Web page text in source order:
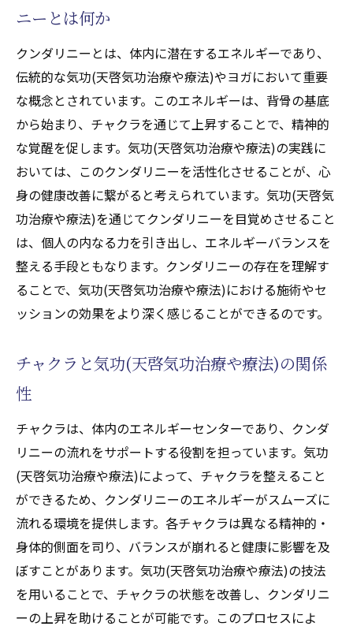
ニーとは何か
クンダリニーとは、体内に潜在するエネルギーであり、
伝統的な気功(天啓気功治療や療法)やヨガにおいて重要
な概念とされています。このエネルギーは、背骨の基底
から始まり、チャクラを通じて上昇することで、精神的
な覚醒を促します。気功(天啓気功治療や療法)の実践に
おいては、このクンダリニーを活性化させることが、心
身の健康改善に繋がると考えられています。気功(天啓気
功治療や療法)を通じてクンダリニーを目覚めさせること
は、個人の内なる力を引き出し、エネルギーバランスを
整える手段ともなります。クンダリニーの存在を理解す
ることで、気功(天啓気功治療や療法)における施術やセ
ッションの効果をより深く感じることができるのです。
チャクラと気功(天啓気功治療や療法)の関係
性
チャクラは、体内のエネルギーセンターであり、クンダ
リニーの流れをサポートする役割を担っています。気功
(天啓気功治療や療法)によって、チャクラを整えること
ができるため、クンダリニーのエネルギーがスムーズに
流れる環境を提供します。各チャクラは異なる精神的・
身体的側面を司り、バランスが崩れると健康に影響を及
ぼすことがあります。気功(天啓気功治療や療法)の技法
を用いることで、チャクラの状態を改善し、クンダリニ
ーの上昇を助けることが可能です。このプロセスによ